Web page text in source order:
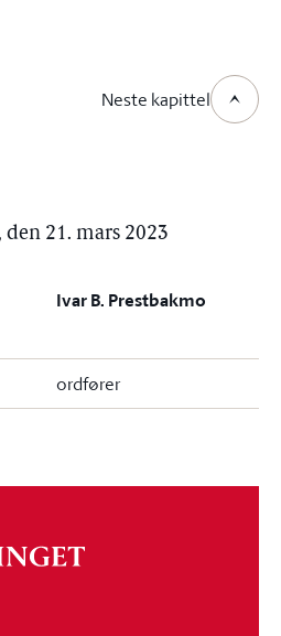
Neste kapittel
21. mars 2023
Ivar B. Prestbakmo
ordfører